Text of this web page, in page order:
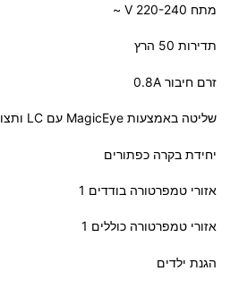
מתח 220-240 V ~
תדירות 50 הרץ
זרם חיבור 0.8A
שליטה באמצעות MagicEye עם LC ותצוגת טמפרטורה דיגיטלית
יחידת בקרה כפתורים
אזורי טמפרטורה בודדים 1
אזורי טמפרטורה כוללים 1
הגנת ילדים